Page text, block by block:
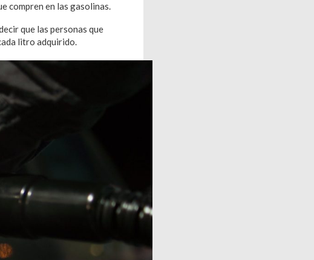
compren en las gasolinas.
que las personas que
litro adquirido.